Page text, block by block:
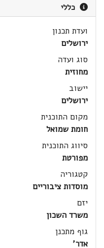
כללי
ועדת תכנון
ירושלים
סוג ועדה
מחוזית
יישוב
ירושלים
מקום התוכנית
חומת שמואל
סיווג התוכנית
מפורטת
קטגוריה
מוסדות ציבוריים
יזם
משרד השכון
גוף מתכנן
אדר'